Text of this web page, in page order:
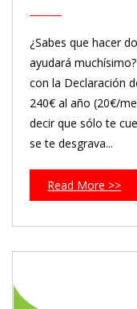
¿Sabes que hacer
ayudará
con la Declaración
240€ al año (20€/
decir que sólo te
se te desgrava...
Read More >>